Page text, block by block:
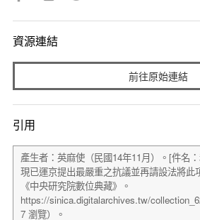
資源連結
前往原始連結
引用